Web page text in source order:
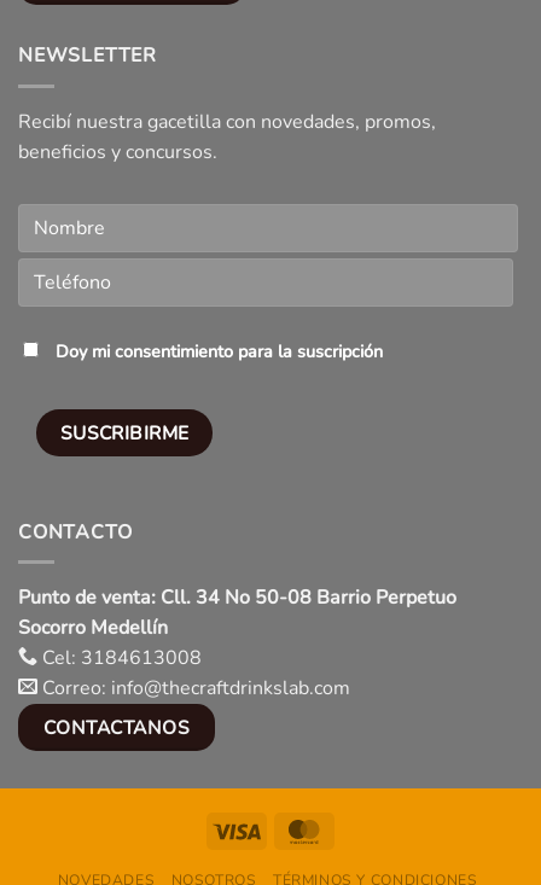
NEWSLETTER
Recibí nuestra gacetilla con novedades, promos,
beneficios y concursos.
Doy mi consentimiento para la suscripción
CONTACTO
Punto de venta: Cll. 34 No 50-08 Barrio Perpetuo
Socorro Medellín
Cel: 3184613008
Correo: info@thecraftdrinkslab.com
CONTACTANOS
Visa
NOVEDADES NOSOTROS TÉRMINOS Y CONDICIONES